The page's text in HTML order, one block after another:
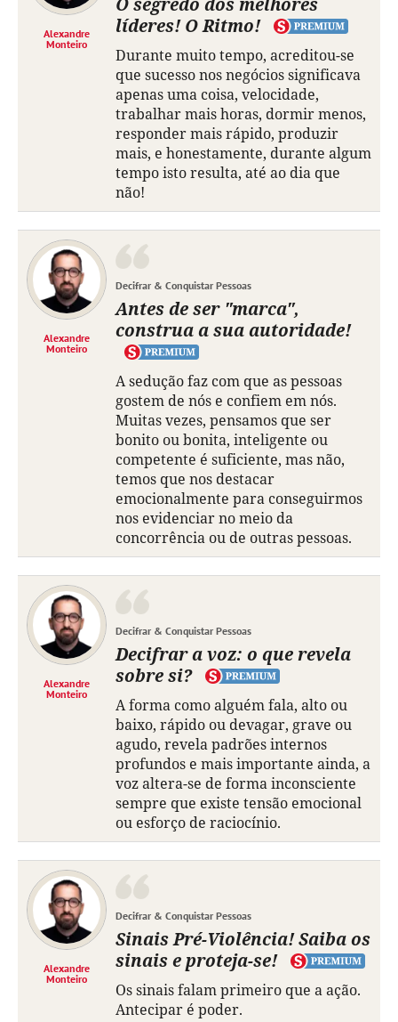
Alexandre
Monteiro
líderes! O Ritmo!
Durante muito tempo, acreditou-se
que sucesso nos negócios significava
apenas uma coisa, velocidade,
trabalhar mais horas, dormir menos,
responder mais rápido, produzir
mais, e honestamente, durante algum
tempo isto resulta, até ao dia que
não!
Alexandre
Monteiro
Decifrar & Conquistar Pessoas
Antes de ser "marca",
construa a sua autoridade!
A sedução faz com que as pessoas
gostem de nós e confiem em nós.
Muitas vezes, pensamos que ser
bonito ou bonita, inteligente ou
competente é suficiente, mas não,
temos que nos destacar
emocionalmente para conseguirmos
nos evidenciar no meio da
concorrência ou de outras pessoas.
Alexandre
Monteiro
Decifrar & Conquistar Pessoas
Decifrar a voz: o que revela
sobre si?
A forma como alguém fala, alto ou
baixo, rápido ou devagar, grave ou
agudo, revela padrões internos
profundos e mais importante ainda, a
voz altera-se de forma inconsciente
sempre que existe tensão emocional
ou esforço de raciocínio.
Alexandre
Monteiro
Decifrar & Conquistar Pessoas
Sinais Pré-Violência! Saiba os
sinais e proteja-se!
Os sinais falam primeiro que a ação.
Antecipar é poder.